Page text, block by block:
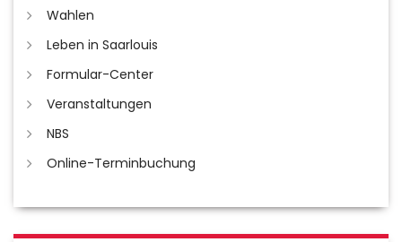
Wahlen
Leben in Saarlouis
Formular-Center
Veranstaltungen
NBS
Online-Terminbuchung